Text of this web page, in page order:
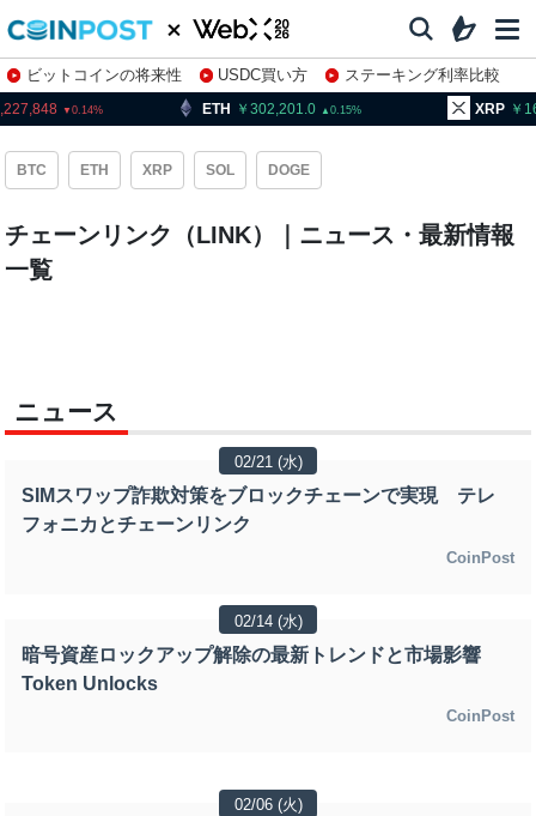
ビットコインの将来性 USDC買い方
ステーキング利率比較
株特集・関連銘柄
0.14 ETH 302,201.0 0.15 XRP
BTC ETH XRP SOL DOGE
チェーンリンク（LINK）｜ニュース・最新情報
一覧
ニュース
02/21 (水)
SIMスワップ詐欺対策をブロックチェーンで実現 テレ
フォニカとチェーンリンク
CoinPost
02/14 (水)
暗号資産ロックアップ解除の最新トレンドと市場影響
Token Unlocks
CoinPost
02/06 (火)